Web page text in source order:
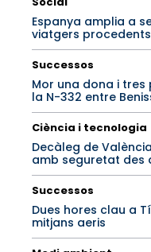
Espanya amplia a
viatgers procedents
Successos
Mor una dona i tres
la N-332 entre
Ciència i tecnologia
Decàleg de
amb seguretat des
Successos
Dues hores clau a
mitjans aeris